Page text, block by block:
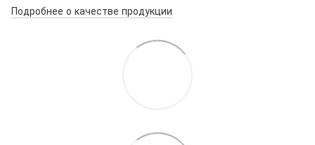
Подробнее о качестве продукции